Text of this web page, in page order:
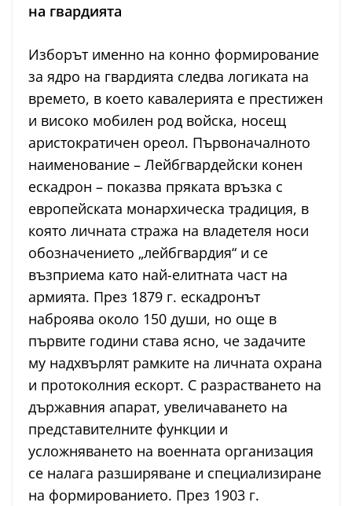
на гвардията
Изборът именно на конно формирование
за ядро на гвардията следва логиката на
времето, в което кавалерията е престижен
и високо мобилен род войска, носещ
аристократичен ореол. Първоначалното
наименование – Лейбгвардейски конен
ескадрон – показва пряката връзка с
европейската монархическа традиция, в
която личната стража на владетеля носи
обозначението „лейбгвардия“ и се
възприема като най-елитната част на
армията. През 1879 г. ескадронът
наброява около 150 души, но още в
първите години става ясно, че задачите
му надхвърлят рамките на личната охрана
и протоколния ескорт. С разрастването на
държавния апарат, увеличаването на
представителните функции и
усложняването на военната организация
се налага разширяване и специализиране
на формированието. През 1903 г.